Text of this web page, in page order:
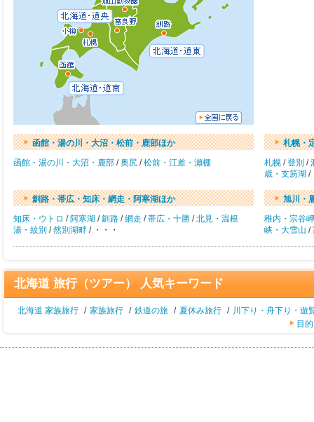
函館・湯の川・大沼・松前・鹿部ほか
函館・湯の川・大沼・鹿部 /奥尻 /松前・江差・瀬棚
札幌・
札幌 /登別 /
歳・支笏湖 /
釧路・帯広・知床・網走・阿寒湖ほか
知床・ウトロ / 阿寒湖 /釧路 /網走 /帯広・十勝 /北見・温根
湯・紋別 /然別湖畔 / ・・・
旭川・
稚内・宗谷岬
峡・大雪山 /
北海道 旅行（ツアー） 人気キーワード
北海道 家族旅行 / 家族旅行 / 鉄道の旅 / 夏休み旅行 / 川下り・舟下り・遊
目